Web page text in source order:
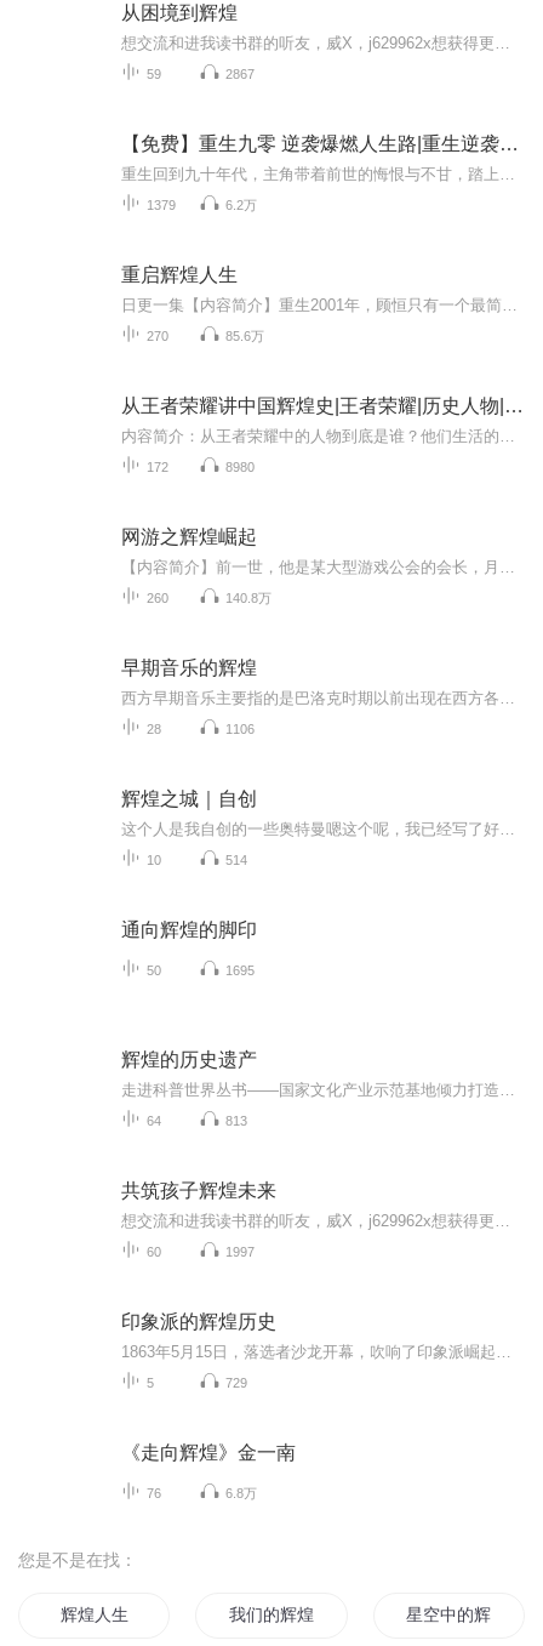
从困境到辉煌
59 2867
【免费】重生九零 逆袭爆燃人生路|重生逆袭九零辉煌
1379 6.2万
重启辉煌人生
270 85.6万
从王者荣耀讲中国辉煌史|王者荣耀|历史人物|辉煌历史|历史|辉煌历史|英雄人物
172 8980
网游之辉煌崛起
260 140.8万
早期音乐的辉煌
28 1106
辉煌之城｜自创
10 514
通向辉煌的脚印
50 1695
辉煌的历史遗产
64 813
共筑孩子辉煌未来
60 1997
印象派的辉煌历史
5 729
《走向辉煌》金一南
76 6.8万
您是不是在找：
辉煌人生 我们的辉煌青春 星空中的辉煌